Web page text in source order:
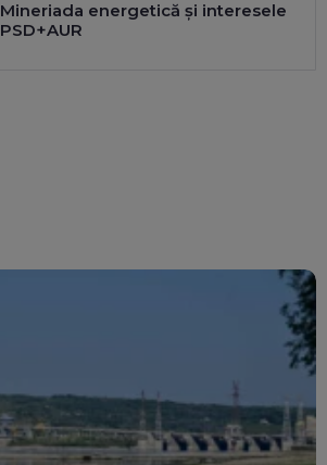
Mineriada energetică și interesele
PSD+AUR